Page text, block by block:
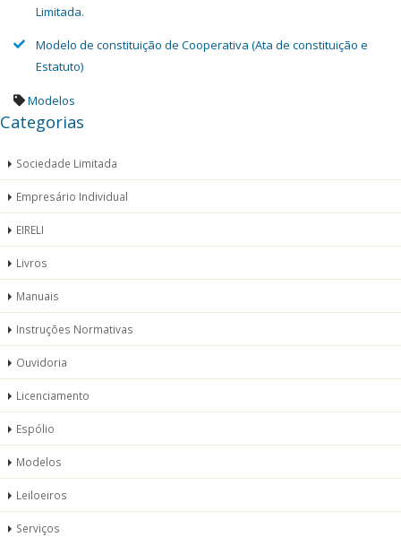
Limitada.
Modelo de constituição de Cooperativa (Ata de constituição e
Estatuto)
Modelos
Categorias
Sociedade Limitada
Empresário Individual
EIRELI
Livros
Manuais
Instruções Normativas
Ouvidoria
Licenciamento
Espólio
Modelos
Leiloeiros
Serviços